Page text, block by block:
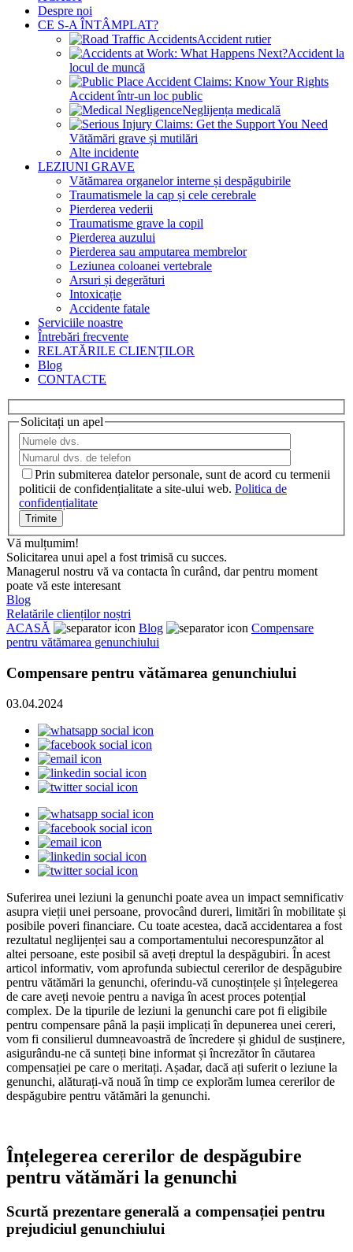
Despre noi
CE S-A ÎNTÂMPLAT?
Accident rutier
Accident la
locul de muncă
Accident într-un loc public
Neglijența medicală
Vătămări grave și mutilări
Alte incidente
LEZIUNI GRAVE
Vătămarea organelor interne și despăgubirile
Traumatismele la cap și cele cerebrale
Pierderea vederii
Traumatisme grave la copil
Pierderea auzului
Pierderea sau amputarea membrelor
Leziunea coloanei vertebrale
Arsuri și degerături
Intoxicație
Accidente fatale
Serviciile noastre
Întrebări frecvente
RELATĂRILE CLIENȚILOR
Blog
CONTACTE
Solicitați un apel
Prin submiterea datelor personale, sunt de acord cu termenii
politicii de confidențialitate a site-ului web. Politica de
confidențialitate
Vă mulțumim!
Solicitarea unui apel a fost trimisă cu succes.
Managerul nostru vă va contacta în curând, dar pentru moment
poate vă este interesant
Blog
Relatările clienților noștri
ACASĂ
Blog
Compensare
pentru vătămarea genunchiului
Compensare pentru vătămarea genunchiului
03.04.2024
Suferirea unei leziuni la genunchi poate avea un impact semnificativ
asupra vieții unei persoane, provocând dureri, limitări în mobilitate și
posibile poveri financiare. Cu toate acestea, dacă accidentarea a fost
rezultatul neglijenței sau a comportamentului necorespunzător al
altei persoane, este posibil să aveți dreptul la despăgubiri. În acest
articol informativ, vom aprofunda subiectul cererilor de despăgubire
pentru vătămări la genunchi, oferindu-vă cunoștințele și înțelegerea
de care aveți nevoie pentru a naviga în acest proces potențial
complex. De la tipurile de leziuni la genunchi care pot fi eligibile
pentru compensare până la pașii implicați în depunerea unei cereri,
vom fi consilierul dumneavoastră de încredere și ghidul de susținere,
asigurându-ne că sunteți bine informat și încrezător în căutarea
compensației pe care o meritați. Așadar, dacă ați suferit o leziune la
genunchi, alăturați-vă nouă în timp ce explorăm lumea cererilor de
despăgubire pentru vătămări la genunchi.
Înțelegerea cererilor de despăgubire
pentru vătămări la genunchi
Scurtă prezentare generală a compensației pentru
prejudiciul genunchiului